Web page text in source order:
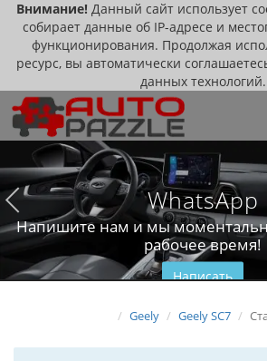
Внимание! Данный сайт использует
собирает данные об IP-адресе и
функционирования. Продолжая
ресурс, вы автоматически
данных технологий.
WhatsApp
Напишите нам и мы
рабочее время!
Написать
Geely Geely SC7